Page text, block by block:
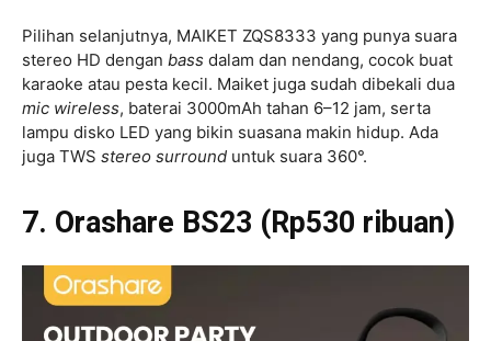
Pilihan selanjutnya, MAIKET ZQS8333 yang punya suara
stereo HD dengan bass dalam dan nendang, cocok buat
karaoke atau pesta kecil. Maiket juga sudah dibekali dua
mic wireless, baterai 3000mAh tahan 6–12 jam, serta
lampu disko LED yang bikin suasana makin hidup. Ada
juga TWS stereo surround untuk suara 360°.
7. Orashare BS23 (Rp530 ribuan)